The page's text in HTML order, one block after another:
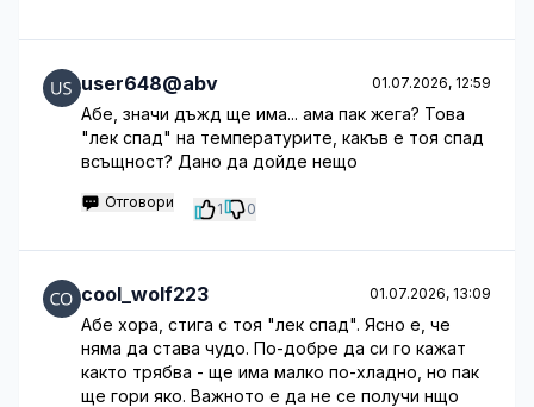
user648@abv 01.07.2026, 12:59
Абе, значи дъжд ще има... ама пак жега? Това
"лек спад" на температурите, какъв е тоя спад
всъщност? Дано да дойде нещо
Отговори 1 0
cool_wolf223 01.07.2026, 13:09
Абе хора, стига с тоя "лек спад". Ясно е, че
няма да става чудо. По-добре да си го кажат
както трябва - ще има малко по-хладно, но пак
ще гори яко. Важното е да не се получи нщо